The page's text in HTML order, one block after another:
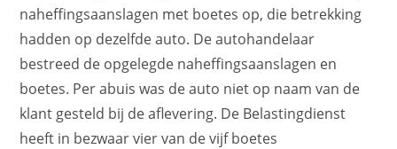
naheffingsaanslagen met boetes op, die betrekking
hadden op dezelfde auto. De autohandelaar
bestreed de opgelegde naheffingsaanslagen en
boetes. Per abuis was de auto niet op naam van de
klant gesteld bij de aflevering. De Belastingdienst
heeft in bezwaar vier van de vijf boetes